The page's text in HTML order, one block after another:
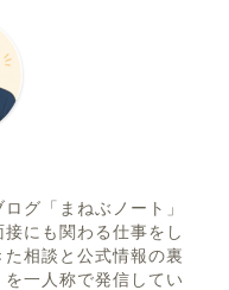
グ「まねぶノート」
にも関わる仕事をし
相談と公式情報の裏
一人称で発信してい